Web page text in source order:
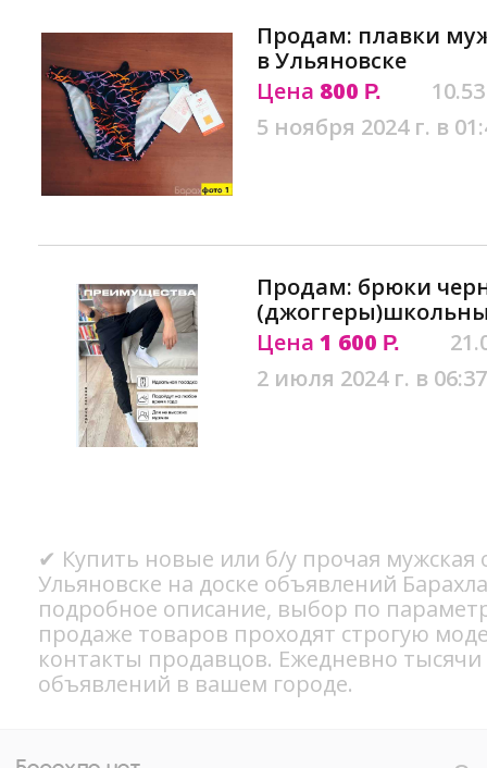
Продам: плавки
в Ульяновске
Цена 800 Р.
5 ноября 2024 г. в
Продам: брюки
Цена 1 600 Р.
2 июля 2024 г. в 06:37
✔ Купить новые или б/у прочая мужская
Ульяновске на доске объявлений
подробное описание, выбор по
продаже товаров проходят строгую
контакты продавцов. Ежедневно
объявлений в вашем городе.